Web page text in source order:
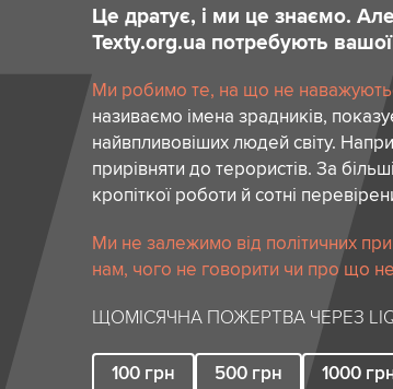
Це дратує, і ми це знаємо.
Texty.org.ua потребують
Ми робимо те, на що не
називаємо імена зрадників,
найвпливовіших людей світу.
прирівняти до терористів. За
кропіткої роботи й сотні
Ми не залежимо від політичних
нам, чого не говорити чи про що
ЩОМІСЯЧНА ПОЖЕРТВА ЧЕРЕЗ
100 грн 500 грн 1000